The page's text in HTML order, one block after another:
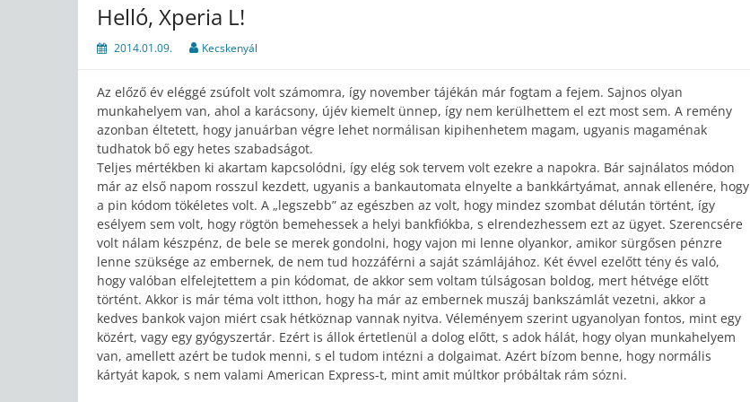
Helló, Xperia L!
2014.01.09. Kecskenyál
Az előző év eléggé zsúfolt volt számomra, így november tájékán már fogtam a fejem. Sajnos olyan
munkahelyem van, ahol a karácsony, újév kiemelt ünnep, így nem kerülhettem el ezt most sem. A remény
azonban éltetett, hogy januárban végre lehet normálisan kipihenhetem magam, ugyanis magaménak
tudhatok bő egy hetes szabadságot.
Teljes mértékben ki akartam kapcsolódni, így elég sok tervem volt ezekre a napokra. Bár sajnálatos módon
már az első napom rosszul kezdett, ugyanis a bankautomata elnyelte a bankkártyámat, annak ellenére, hogy
a pin kódom tökéletes volt. A „legszebb” az egészben az volt, hogy mindez szombat délután történt, így
esélyem sem volt, hogy rögtön bemehessek a helyi bankfiókba, s elrendezhessem ezt az ügyet. Szerencsére
volt nálam készpénz, de bele se merek gondolni, hogy vajon mi lenne olyankor, amikor sürgősen pénzre
lenne szüksége az embernek, de nem tud hozzáférni a saját számlájához. Két évvel ezelőtt tény és való,
hogy valóban elfelejtettem a pin kódomat, de akkor sem voltam túlságosan boldog, mert hétvége előtt
történt. Akkor is már téma volt itthon, hogy ha már az embernek muszáj bankszámlát vezetni, akkor a
kedves bankok vajon miért csak hétköznap vannak nyitva. Véleményem szerint ugyanolyan fontos, mint egy
közért, vagy egy gyógyszertár. Ezért is állok értetlenül a dolog előtt, s adok hálát, hogy olyan munkahelyem
van, amellett azért be tudok menni, s el tudom intézni a dolgaimat. Azért bízom benne, hogy normális
kártyát kapok, s nem valami American Express-t, mint amit múltkor próbáltak rám sózni.